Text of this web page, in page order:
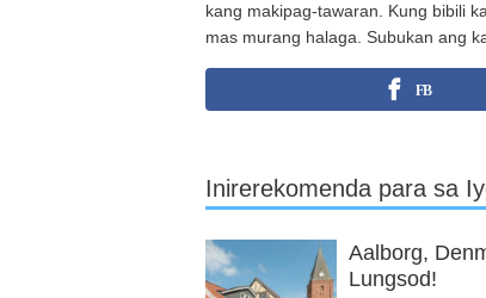
kang makipag-tawaran. Kung bibili
mas murang halaga. Subukan ang
FB
Inirerekomenda para sa
Aalborg,
Lungsod!